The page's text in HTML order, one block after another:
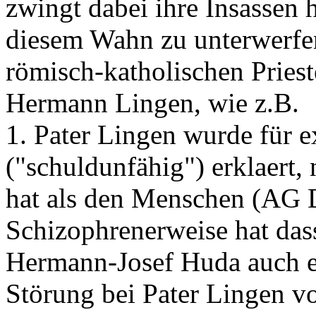
zwingt dabei ihre Insassen
diesem Wahn zu
römisch-katholischen
Hermann Lingen, wie z.B.
1. Pater Lingen wurde für
("schuldunfähig") erklaert,
hat als den Menschen
Schizophrenerweise hat
Hermann-Josef Huda
Störung bei Pater Lingen